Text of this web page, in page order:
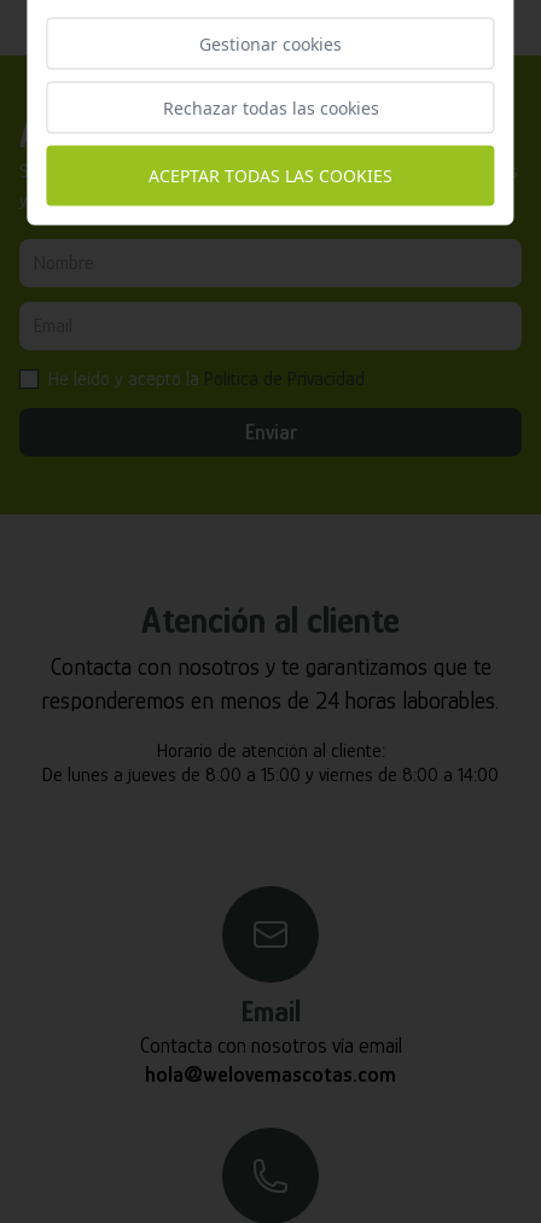
Apúntate a nuestros boletines
Suscríbete a nuestra newsletter y no te pierdas nuestras ofertas
y promociones exclusivas.
He leído y acepto la
Enviar
Atención al cliente
Contacta con nosotros y te garantizamos que te
responderemos en menos de 24 horas laborables.
Horario de atención al cliente:
De lunes a jueves de 8:00 a 15:00 y viernes de 8:00 a 14:00
Email
Contacta con nosotros vía email
hola@welovemascotas.com
Gestionar cookies
Rechazar todas las cookies
ACEPTAR TODAS LAS COOKIES